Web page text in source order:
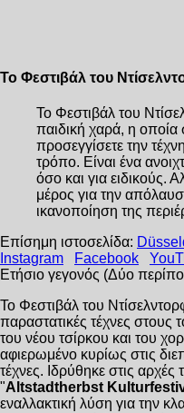
Το Φεστιβάλ του
Το Φεστιβάλ του
παιδική χαρά, η
προσεγγίσετε την
τρόπο. Είναι ένα
όσο και για ειδικούς.
μέρος για την
ικανοποίηση της
Επίσημη ιστοσελίδα:
Instagram
Facebook
Ετήσιο γεγονός (Δύο
Το Φεστιβάλ του
παραστατικές τέχνες στους
του νέου τσίρκου και του
αφιερωμένο κυρίως στις
τέχνες. Ιδρύθηκε στις
"Altstadtherbst
εναλλακτική λύση για την